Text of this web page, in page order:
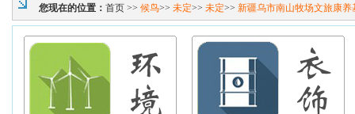
您现在的位置： 首页 >> 候鸟>> 未定>> 未定>> 新疆乌市南山牧场文旅康养